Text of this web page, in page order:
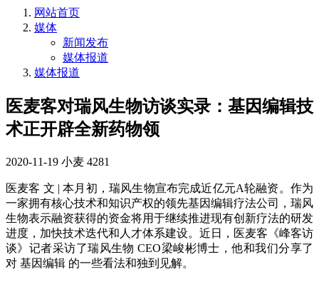
网站首页
媒体
新闻发布
媒体报道
媒体报道
医麦客对瑞风生物访谈实录：基因编辑技
术正开辟全新药物领
2020-11-19 小麦 4281
医麦客 文 | 本月初，瑞风生物宣布完成近亿元A轮融资。作为
一家拥有核心技术和知识产权的领先基因编辑疗法公司，瑞风
生物表示融资获得的资金将用于继续推进现有创新疗法的研发
进度，加快技术迭代和人才体系建设。近日，医麦客《峰客访
谈》记者采访了瑞风生物 CEO梁峻彬博士，他和我们分享了
对 基因编辑 的一些看法和独到见解。